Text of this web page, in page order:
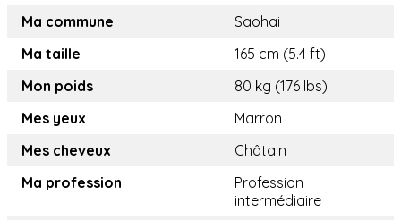
Ma commune
Saohai
Ma taille
165 cm (5.4 ft)
Mon poids
80 kg (176 lbs)
Mes yeux
Marron
Mes cheveux
Châtain
Ma profession
Profession
intermédiaire